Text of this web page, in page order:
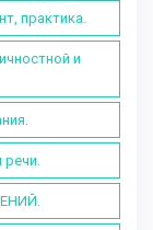
практика.
и